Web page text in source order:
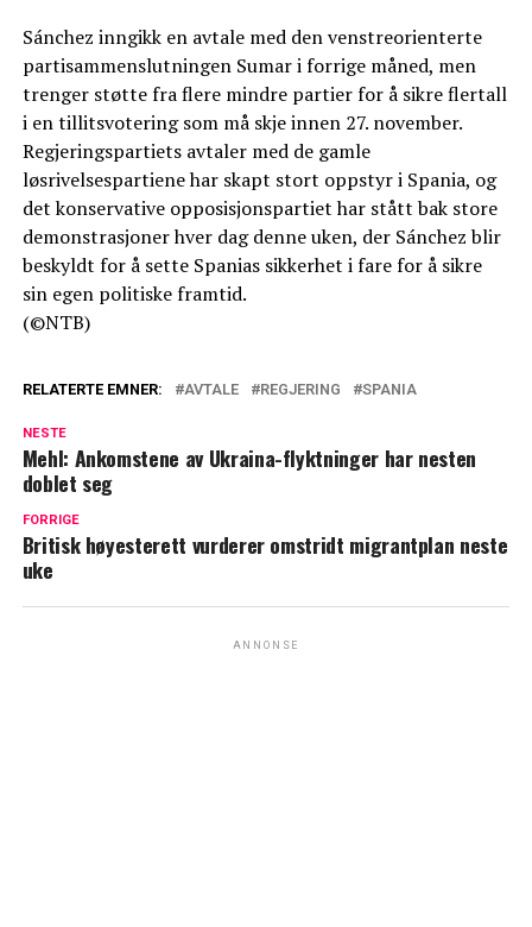
Sánchez inngikk en avtale med den venstreorienterte
partisammenslutningen Sumar i forrige måned, men
trenger støtte fra flere mindre partier for å sikre flertall
i en tillitsvotering som må skje innen 27. november.
Regjeringspartiets avtaler med de gamle
løsrivelsespartiene har skapt stort oppstyr i Spania, og
det konservative opposisjonspartiet har stått bak store
demonstrasjoner hver dag denne uken, der Sánchez blir
beskyldt for å sette Spanias sikkerhet i fare for å sikre
sin egen politiske framtid.
(©NTB)
RELATERTE EMNER: AVTALE REGJERING SPANIA
NESTE
Mehl: Ankomstene av Ukraina-flyktninger har nesten
doblet seg
FORRIGE
Britisk høyesterett vurderer omstridt migrantplan neste
uke
ANNONSE